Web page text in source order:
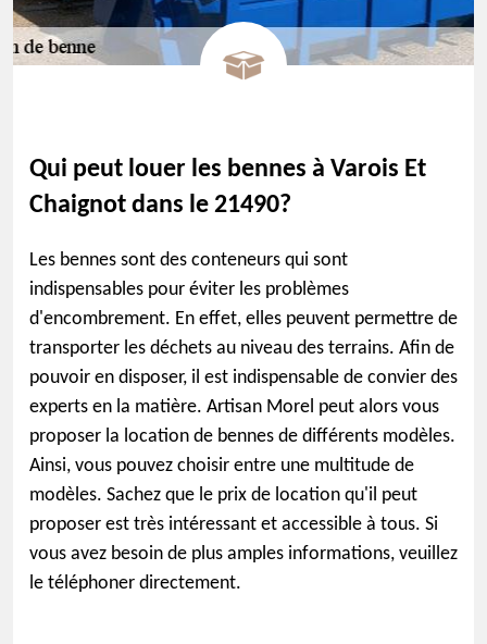
Qui peut louer les bennes à Varois Et
Chaignot dans le 21490?
Les bennes sont des conteneurs qui sont
indispensables pour éviter les problèmes
d'encombrement. En effet, elles peuvent permettre de
transporter les déchets au niveau des terrains. Afin de
pouvoir en disposer, il est indispensable de convier des
experts en la matière. Artisan Morel peut alors vous
proposer la location de bennes de différents modèles.
Ainsi, vous pouvez choisir entre une multitude de
modèles. Sachez que le prix de location qu'il peut
proposer est très intéressant et accessible à tous. Si
vous avez besoin de plus amples informations, veuillez
le téléphoner directement.